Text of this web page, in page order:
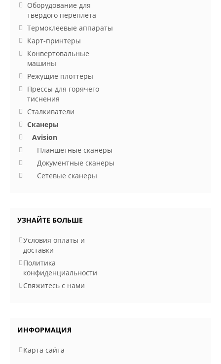
Оборудование для
твердого переплета
Термоклеевые аппараты
Карт-принтеры
Конвертовальные
машины
Режущие плоттеры
Прессы для горячего
тиснения
Сталкиватели
Сканеры
Avision
Планшетные сканеры
Документные сканеры
Сетевые сканеры
УЗНАЙТЕ БОЛЬШЕ
Условия оплаты и
доставки
Политика
конфиденциальности
Свяжитесь с нами
ИНФОРМАЦИЯ
Карта сайта